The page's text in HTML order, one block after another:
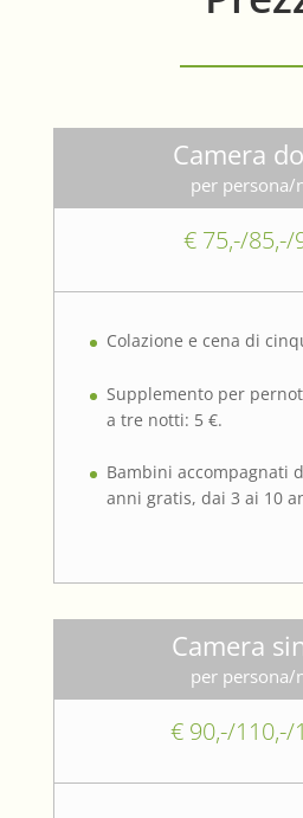
Camera
per persona/
€ 75,-/85,-/
Colazione e cena di
Supplemento per
a tre notti: 5 €.
Bambini accompagnati
anni gratis, dai 3 ai 10
Camera
per persona/
€ 90,-/110,-/